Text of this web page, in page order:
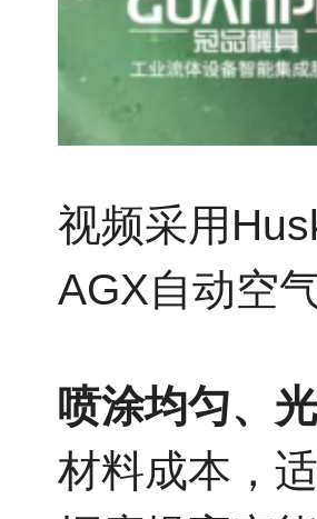
视频采用
AGX自动空
喷涂均匀、
材料成本，